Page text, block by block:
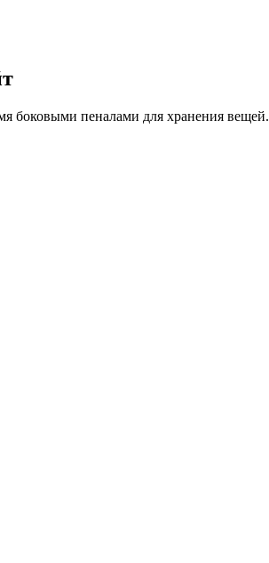
боковыми пеналами для хранения вещей.